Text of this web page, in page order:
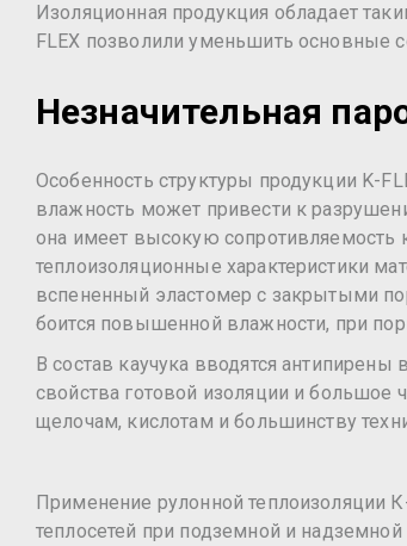
Изоляционная продукция обладает
FLEX позволили уменьшить основные
Незначительная
Особенность структуры продукции K-
влажность может привести к
она имеет высокую сопротивляемость
теплоизоляционные характеристики
вспененный эластомер с закрытыми
боится повышенной влажности, при
В состав каучука вводятся
свойства готовой изоляции и большое
щелочам, кислотам и большинству
Применение рулонной теплоизоляции
теплосетей при подземной и